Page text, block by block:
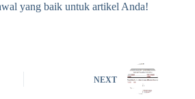
yang baik untuk artikel Anda!
NEXT